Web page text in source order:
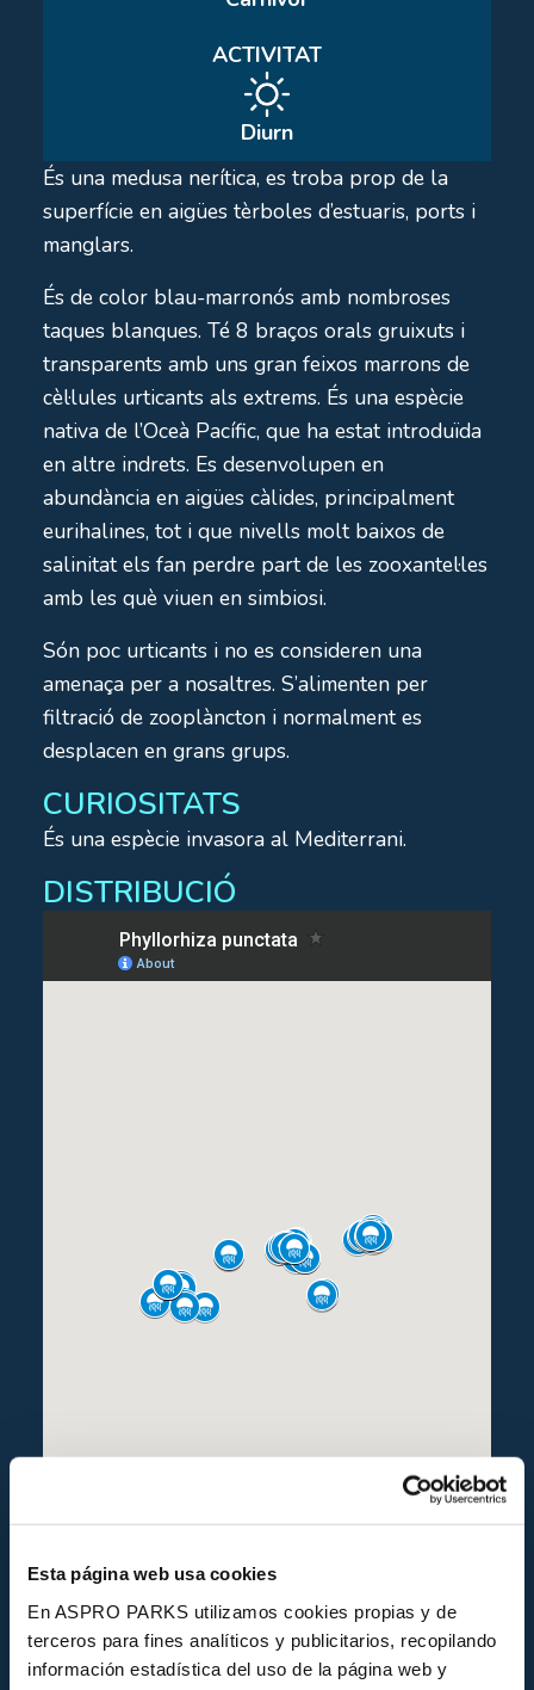
Esta página web usa cookies
En ASPRO PARKS utilizamos cookies propias y de
terceros para fines analíticos y publicitarios, recopilando
información estadística del uso de la página web y
ACTIVITAT
Diurn
És una medusa nerítica, es troba prop de la
superfície en aigües tèrboles d’estuaris, ports i
manglars.
És de color blau-marronós amb nombroses
taques blanques. Té 8 braços orals gruixuts i
transparents amb uns gran feixos marrons de
cèl·lules urticants als extrems. És una espècie
nativa de l’Oceà Pacífic, que ha estat introduïda
en altre indrets. Es desenvolupen en
abundància en aigües càlides, principalment
eurihalines, tot i que nivells molt baixos de
salinitat els fan perdre part de les zooxantel·les
amb les què viuen en simbiosi.
Són poc urticants i no es consideren una
amenaça per a nosaltres. S’alimenten per
filtració de zooplàncton i normalment es
desplacen en grans grups.
CURIOSITATS
És una espècie invasora al Mediterrani.
DISTRIBUCIÓ
ESTAT DE CONSERVACIÓ